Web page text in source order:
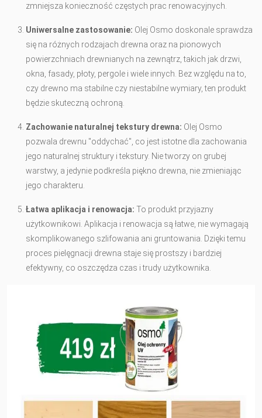
zmniejsza konieczność częstych prac renowacyjnych.
Uniwersalne zastosowanie: Olej Osmo doskonale sprawdza
się na różnych rodzajach drewna oraz na pionowych
powierzchniach drewnianych na zewnątrz, takich jak drzwi,
okna, fasady, płoty, pergole i wiele innych. Bez względu na to,
czy drewno ma stabilne czy niestabilne wymiary, ten produkt
będzie skuteczną ochroną.
Zachowanie naturalnej tekstury drewna: Olej Osmo
pozwala drewnu "oddychać", co jest istotne dla zachowania
jego naturalnej struktury i tekstury. Nie tworzy on grubej
warstwy, a jedynie podkreśla piękno drewna, nie zmieniając
jego charakteru.
Łatwa aplikacja i renowacja: To produkt przyjazny
użytkownikowi. Aplikacja i renowacja są łatwe, nie wymagają
skomplikowanego szlifowania ani gruntowania. Dzięki temu
proces pielęgnacji drewna staje się prostszy i bardziej
efektywny, co oszczędza czas i trudy użytkownika.